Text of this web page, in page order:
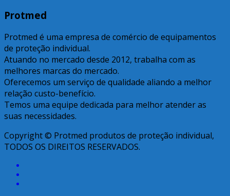
Protmed
Protmed é uma empresa de comércio de equipamentos
de proteção individual.
Atuando no mercado desde 2012, trabalha com as
melhores marcas do mercado.
Oferecemos um serviço de qualidade aliando a melhor
relação custo-benefício.
Temos uma equipe dedicada para melhor atender as
suas necessidades.
Copyright © Protmed produtos de proteção individual,
TODOS OS DIREITOS RESERVADOS.